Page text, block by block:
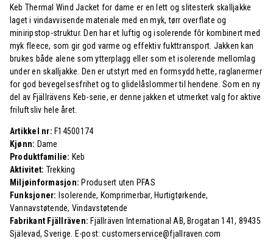
Keb Thermal Wind Jacket for dame er en lett og slitesterk skalljakke
laget i vindavvisende materiale med en myk, tørr overflate og
miniripstop-struktur. Den har et luftig og isolerende fôr kombinert med
myk fleece, som gir god varme og effektiv fukttransport. Jakken kan
brukes både alene som ytterplagg eller som et isolerende mellomlag
under en skalljakke. Den er utstyrt med en formsydd hette, raglanermer
for god bevegelsesfrihet og to glidelåslommer til hendene. Som en ny
del av Fjällrävens Keb-serie, er denne jakken et utmerket valg for aktive
friluftsliv hele året.
Artikkel nr: F14500174
Kjønn: Dame
Produktfamilie: Keb
Aktivitet: Trekking
Miljøinformasjon: Produsert uten PFAS
Funksjoner: Isolerende, Komprimerbar, Hurtigtørkende,
Vannavstøtende, Vindavstøtende
Fabrikant Fjällräven: Fjällräven International AB, Brogatan 141, 89435
Själevad, Sverige. E-post: customerservice@fjallraven.com